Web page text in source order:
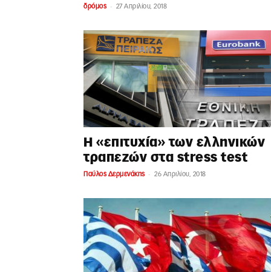
δρόμος - 27 Απριλίου, 2018
Η «επιτυχία» των ελληνικών
τραπεζών στα stress test
Παύλος Δερμενάκης - 26 Απριλίου, 2018